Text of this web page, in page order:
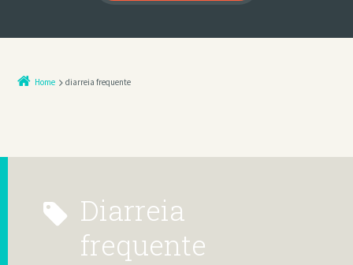
Home diarreia frequente
diarreia
frequente